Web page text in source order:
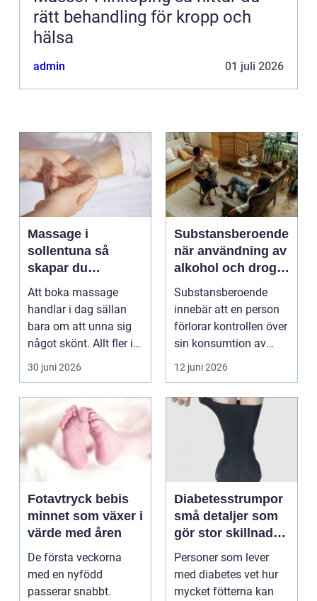
rätt behandling för kropp och
hälsa
admin 01 juli 2026
Massage i
sollentuna så
skapar du
återhämtning i
vardagen
Att boka massage
handlar i dag sällan
bara om att unna sig
något skönt. Allt fler i
Sollentuna söker...
30 juni 2026
Substansberoende
när användning av
alkohol och droger
tar över vardagen
Substansberoende
innebär att en person
förlorar kontrollen över
sin konsumtion av
alkohol, läkemedel...
12 juni 2026
Fotavtryck bebis
minnet som växer i
värde med åren
De första veckorna
med en nyfödd
passerar snabbt.
Diabetesstrumpor
små detaljer som
gör stor skillnad
för känsliga fötter
Personer som lever
med diabetes vet hur
mycket fötterna kan